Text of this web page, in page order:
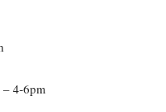
– 4-6pm